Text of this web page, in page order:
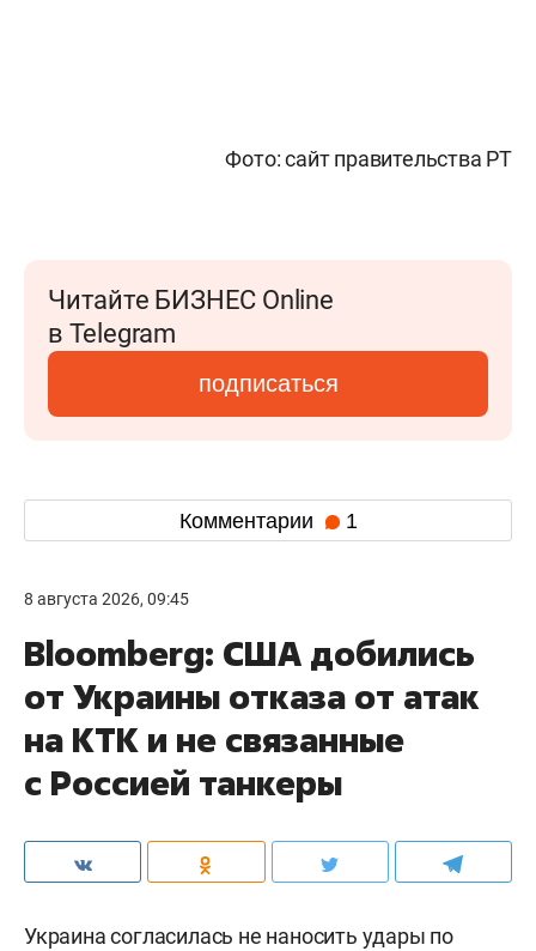
Фото: сайт правительства РТ
Читайте БИЗНЕС Online
в Telegram
подписаться
Комментарии 1
8 августа 2026, 09:45
Bloomberg: США добились
от Украины отказа от атак
на КТК и не связанные
с Россией танкеры
Украина согласилась не наносить удары по